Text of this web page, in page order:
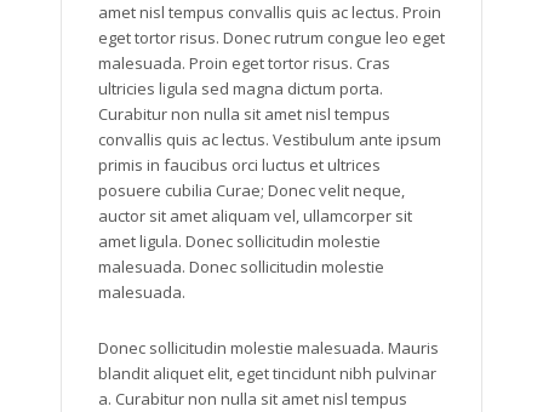
amet nisl tempus convallis quis ac lectus. Proin
eget tortor risus. Donec rutrum congue leo eget
malesuada. Proin eget tortor risus. Cras
ultricies ligula sed magna dictum porta.
Curabitur non nulla sit amet nisl tempus
convallis quis ac lectus. Vestibulum ante ipsum
primis in faucibus orci luctus et ultrices
posuere cubilia Curae; Donec velit neque,
auctor sit amet aliquam vel, ullamcorper sit
amet ligula. Donec sollicitudin molestie
malesuada. Donec sollicitudin molestie
malesuada.
Donec sollicitudin molestie malesuada. Mauris
blandit aliquet elit, eget tincidunt nibh pulvinar
a. Curabitur non nulla sit amet nisl tempus